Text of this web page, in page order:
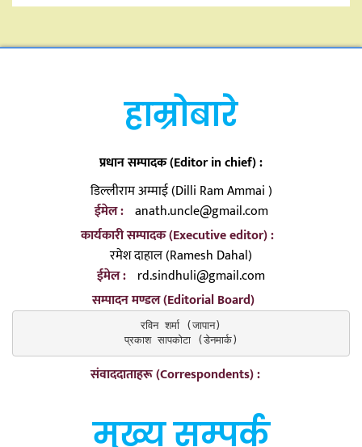
हाम्रोबारे
प्रधान सम्पादक (Editor in chief) :
डिल्लीराम अम्माई (Dilli Ram Ammai )
ईमेल : anath.uncle@gmail.com
कार्यकारी सम्पादक (Executive editor) :
रमेश दाहाल (Ramesh Dahal)
ईमेल : rd.sindhuli@gmail.com
सम्पादन मण्डल (Editorial Board)
रविन शर्मा (जापान)
प्रकाश सापकोटा (डेनमार्क)
संवाददाताहरू (Correspondents) :
मुख्य सम्पर्क